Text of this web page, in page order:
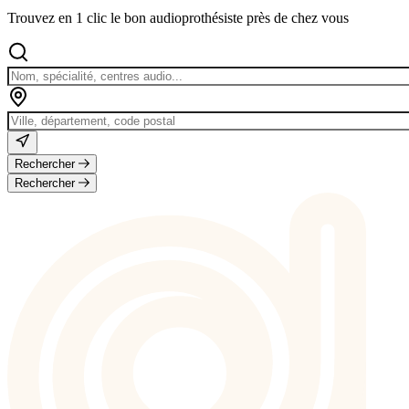
Trouvez en 1 clic le bon audioprothésiste près de chez vous
Rechercher
Rechercher